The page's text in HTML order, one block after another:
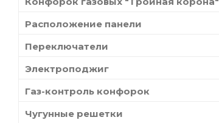
Расположение панели
Переключатели
Электроподжиг
Газ-контроль конфорок
Чугунные решетки